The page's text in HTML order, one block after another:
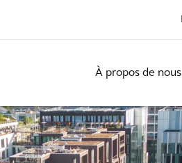
À propos de nous